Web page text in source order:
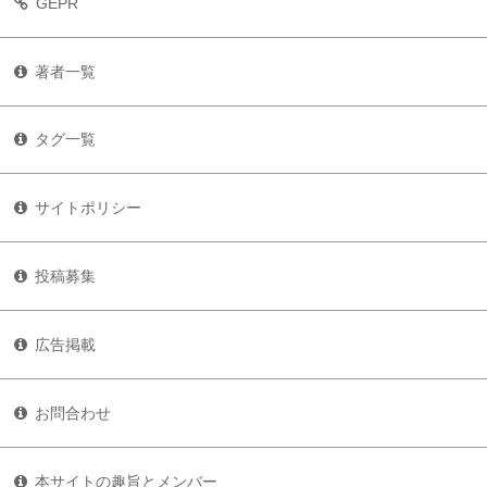
著者一覧
タグ一覧
サイトポリシー
投稿募集
広告掲載
お問合わせ
本サイトの趣旨とメンバー